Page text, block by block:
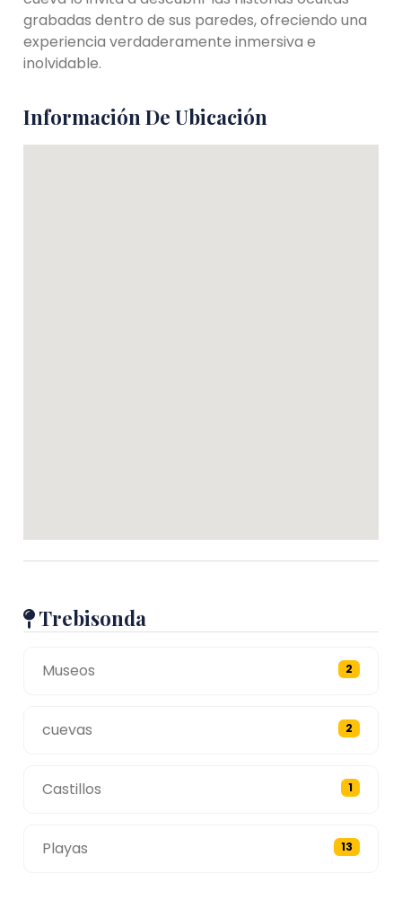
grabadas dentro de sus paredes, ofreciendo una
experiencia verdaderamente inmersiva e
inolvidable.
Información De Ubicación
Trebisonda
Museos 2
cuevas 2
Castillos 1
Playas 13